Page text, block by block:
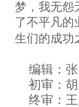
梦，我无怨
了不平凡的
生们的成功
编辑：
初审：
终审：